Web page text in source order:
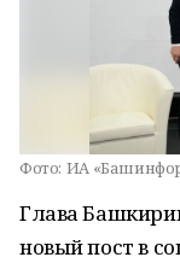
Фото: ИА
Глава
новый пост в